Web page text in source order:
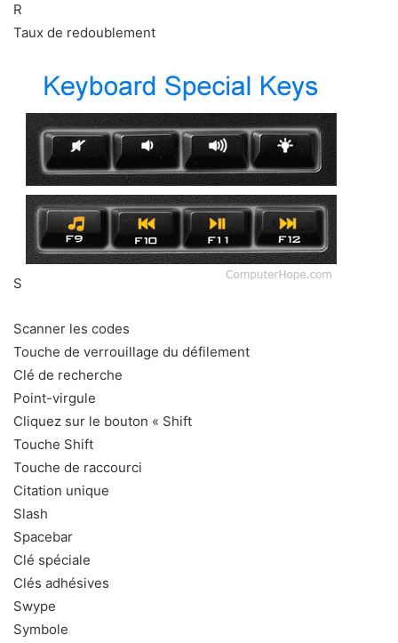
R
Taux de redoublement
S
Scanner les codes
Touche de verrouillage du défilement
Clé de recherche
Point-virgule
Cliquez sur le bouton « Shift
Touche Shift
Touche de raccourci
Citation unique
Slash
Spacebar
Clé spéciale
Clés adhésives
Swype
Symbole